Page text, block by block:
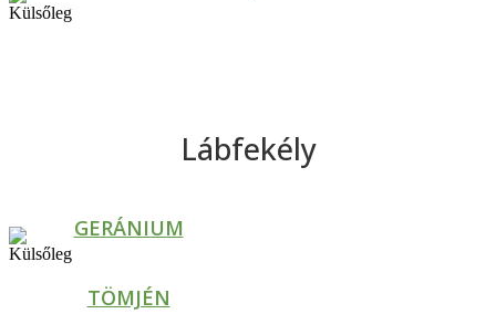
Lábfekély
GERÁNIUM
TÖMJÉN